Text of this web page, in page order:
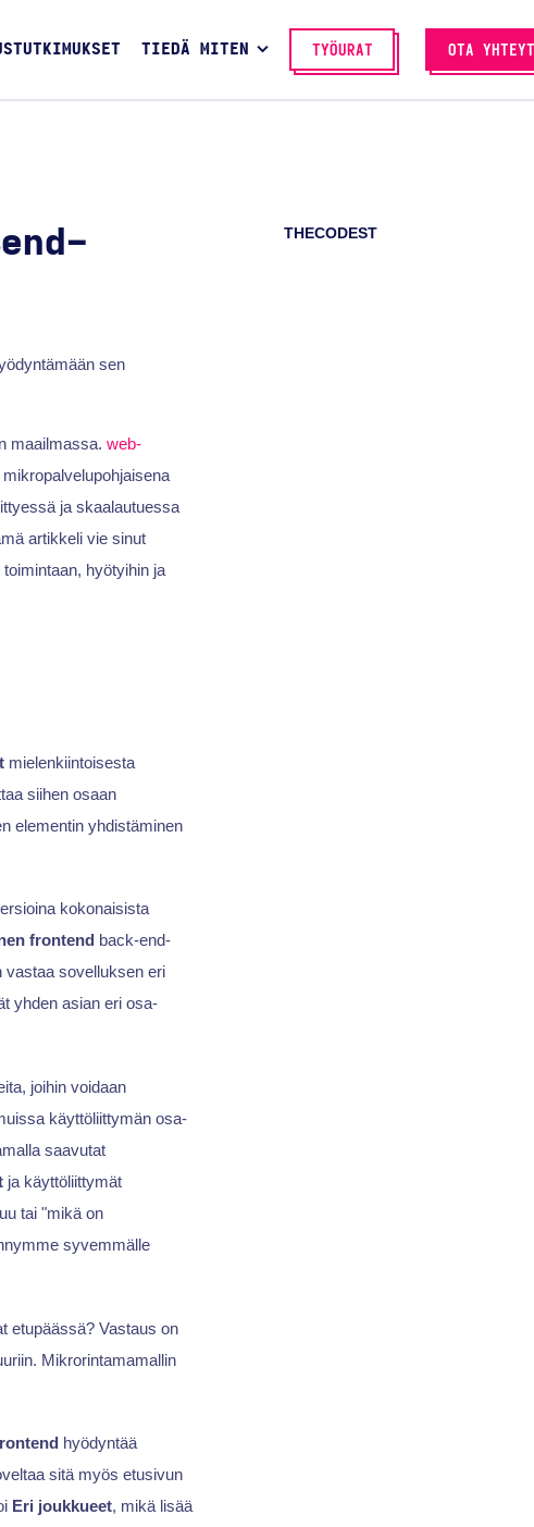
TIEDÄ MITEN TYÖURAT OTA
THECODEST
sen
maailmassa. web-
ja skaalautuessa
artikkeli vie sinut
hyötyihin ja
mielenkiintoisesta
siihen osaan
elementin yhdistäminen
kokonaisista
frontend back-end-
vastaa sovelluksen eri
yhden asian eri osa-
joihin voidaan
käyttöliittymän osa-
saavutat
ja käyttöliittymät
tai "mikä on
syvemmälle
etupäässä? Vastaus on
Mikrorintamamallin
hyödyntää
sitä myös etusivun
Eri joukkueet, mikä lisää